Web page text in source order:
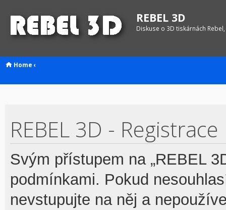
REBEL 3D
Diskuse o 3D tiskárnách
Home ‹
REBEL 3D - Registrace
Svým přístupem na „REBEL
podmínkami. Pokud
nevstupujte na něj a